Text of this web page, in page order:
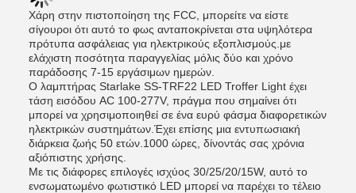
Χάρη στην πιστοποίηση της FCC, μπορείτε να είστε
σίγουροι ότι αυτό το φως ανταποκρίνεται στα υψηλότερα
πρότυπα ασφάλειας για ηλεκτρικούς εξοπλισμούς.με
ελάχιστη ποσότητα παραγγελίας μόλις δύο και χρόνο
παράδοσης 7-15 εργάσιμων ημερών.
Ο λαμπτήρας Starlake SS-TRF22 LED Troffer Light έχει
τάση εισόδου AC 100-277V, πράγμα που σημαίνει ότι
μπορεί να χρησιμοποιηθεί σε ένα ευρύ φάσμα διαφορετικών
ηλεκτρικών συστημάτων.Έχει επίσης μια εντυπωσιακή
διάρκεια ζωής 50 ετών.1000 ώρες, δίνοντάς σας χρόνια
αξιόπιστης χρήσης.
Με τις διάφορες επιλογές ισχύος 30/25/20/15W, αυτό το
ενσωματωμένο φωτιστικό LED μπορεί να παρέχει το τέλειο